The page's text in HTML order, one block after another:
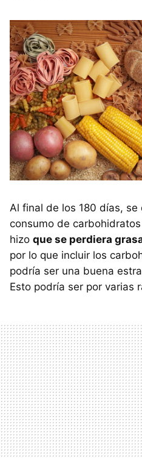
Al final de los 180 días, se
consumo de
hizo que se perdiera
por lo que incluir los
podría ser una buena
Esto podría ser por varias